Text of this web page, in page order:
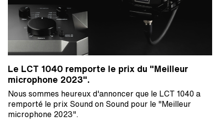
Le LCT 1040 remporte le prix du "Meilleur
microphone 2023".
Nous sommes heureux d'annoncer que le LCT 1040 a
remporté le prix Sound on Sound pour le "Meilleur
microphone 2023".